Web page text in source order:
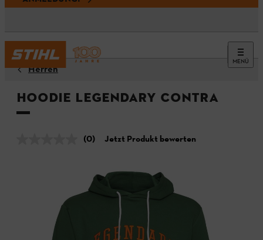
MENÜ
Herren
Hoodie LEGENDARY CONTRA
(0) Jetzt Produkt bewerten